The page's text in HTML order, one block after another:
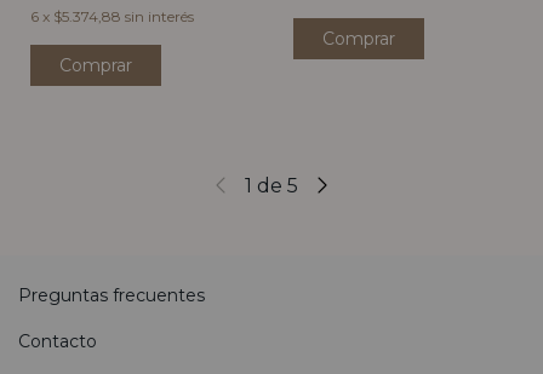
6 x $5.374,88 sin interés
Comprar
1 de 5
Preguntas frecuentes
Contacto